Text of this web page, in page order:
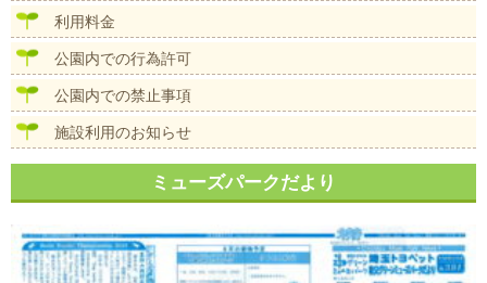
利用料金
公園内での行為許可
公園内での禁止事項
施設利用のお知らせ
ミューズパークだより